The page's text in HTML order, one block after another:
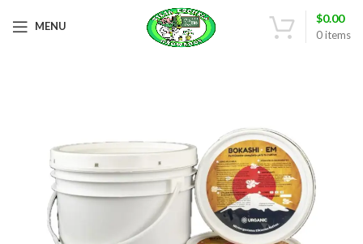
MENU
0items
$0.00